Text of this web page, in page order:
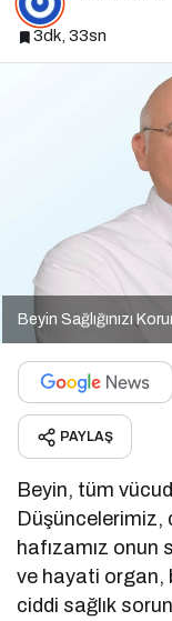
3dk, 33sn
Beyin Sağlığınızı
PAYLAŞ
Beyin, tüm
Düşüncelerimiz,
hafızamız onun
ve hayati organ,
ciddi sağlık